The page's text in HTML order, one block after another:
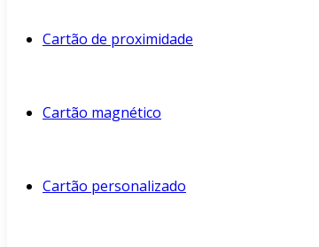
Cartão de proximidade
Cartão magnético
Cartão personalizado